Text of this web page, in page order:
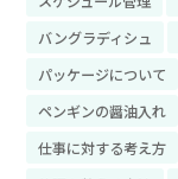
バングラディシュ
パッケージについて
ペンギンの醤油入れ
仕事に対する考え方